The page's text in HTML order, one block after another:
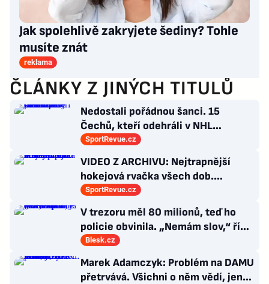
Jak spolehlivě zakryjete šediny? Tohle
musíte znát
reklama
ČLÁNKY Z JINÝCH TITULŮ
Nedostali pořádnou šanci. 15
Čechů, kteří odehráli v NHL
maximálně dva zápasy
SportRevue.cz
VIDEO Z ARCHIVU: Nejtrapnější
hokejová rvačka všech dob.
Nepadla v ní ani rána
SportRevue.cz
V trezoru měl 80 milionů, teď ho
policie obvinila. „Nemám slov,“ říká
exšéf Správy železnic
Blesk.cz
Marek Adamczyk: Problém na DAMU
přetrvává. Všichni o něm vědí, jen